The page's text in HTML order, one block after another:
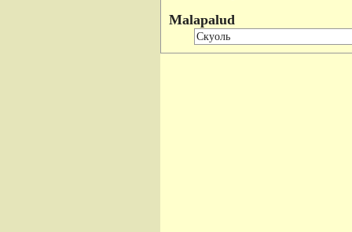
Malapalud